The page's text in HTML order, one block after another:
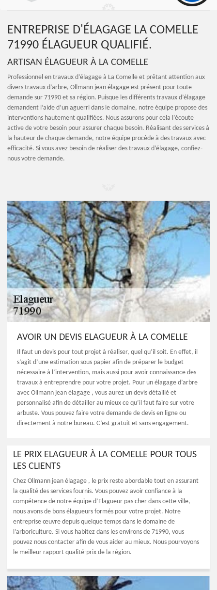
ENTREPRISE D'ÉLAGAGE LA COMELLE
71990 ÉLAGUEUR QUALIFIÉ.
ARTISAN ÉLAGUEUR À LA COMELLE
Professionnel en travaux d’élagage à La Comelle et prêtant attention aux
divers travaux d’arbre, Ollmann jean élagage est présent pour toute
demande sur 71990 et sa région. Puisque les différents travaux d’élagage
demandent l’aide d’un aguerri dans le domaine, notre équipe propose des
interventions hautement qualifiées. Nous assurons pour cela l’écoute
active de votre besoin pour assurer chaque besoin. Réalisant des services à
la hauteur de chaque demande, notre équipe procède à des travaux avec
efficacité. Si vous avez besoin de réaliser des travaux d’élagage, confiez-
nous votre demande.
AVOIR UN DEVIS ELAGUEUR À LA COMELLE
Il faut un devis pour tout projet à réaliser, quel qu’il soit. En effet, il
s’agit d’une estimation sous papier afin de préparer le budget
nécessaire à l’intervention, mais aussi pour avoir connaissance des
travaux à entreprendre pour votre projet. Pour un élagage d’arbre
avec Ollmann jean élagage , vous aurez un devis détaillé et
personnalisé afin de détailler au mieux ce qu’il faut faire sur votre
arbuste. Vous pouvez faire votre demande de devis en ligne ou
directement à notre bureau. C’est gratuit et sans engagement.
LE PRIX ELAGUEUR À LA COMELLE POUR TOUS
LES CLIENTS
Chez Ollmann jean élagage , le prix reste abordable tout en assurant
la qualité des services fournis. Vous pouvez avoir confiance à la
compétence de notre équipe d’Elagueur pas cher dans cette ville,
nous avons de bons élagueurs formés pour votre projet. Notre
entreprise œuvre depuis quelque temps dans le domaine de
l’arboriculture. Si vous habitez dans les environs de 71990, vous
pouvez nous contacter afin de vous aider au mieux. Nous pourvoyons
le meilleur rapport qualité-prix de la région.